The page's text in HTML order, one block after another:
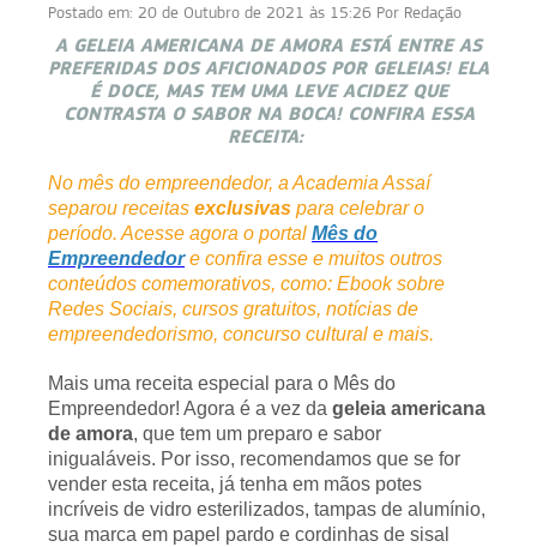
Postado em: 20 de Outubro de 2021 às 15:26 Por Redação
A GELEIA AMERICANA DE AMORA ESTÁ ENTRE AS
PREFERIDAS DOS AFICIONADOS POR GELEIAS! ELA
É DOCE, MAS TEM UMA LEVE ACIDEZ QUE
CONTRASTA O SABOR NA BOCA! CONFIRA ESSA
RECEITA:
No mês do empreendedor, a Academia Assaí
separou receitas exclusivas para celebrar o
período. Acesse agora o portal Mês do
Empreendedor e confira esse e muitos outros
conteúdos comemorativos, como: Ebook sobre
Redes Sociais, cursos gratuitos, notícias de
empreendedorismo, concurso cultural e mais.
Mais uma receita especial para o Mês do
Empreendedor! Agora é a vez da geleia americana
de amora, que tem um preparo e sabor
inigualáveis. Por isso, recomendamos que se for
vender esta receita, já tenha em mãos potes
incríveis de vidro esterilizados, tampas de alumínio,
sua marca em papel pardo e cordinhas de sisal